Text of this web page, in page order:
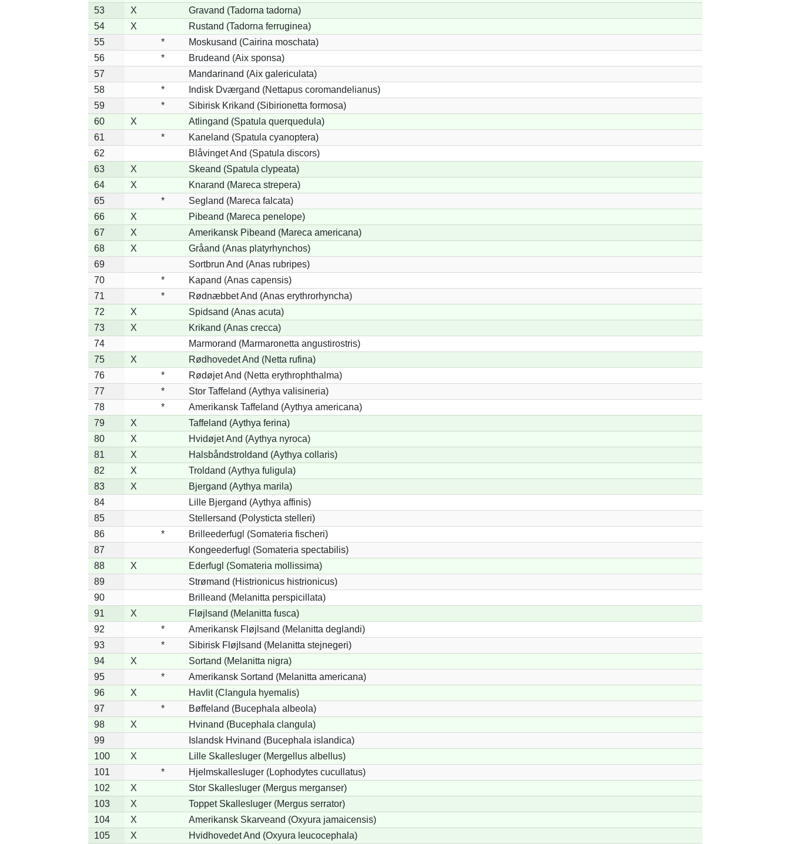
53
X
Gravand (Tadorna tadorna)
54
X
Rustand (Tadorna ferruginea)
55
*
Moskusand (Cairina moschata)
56
*
Brudeand (Aix sponsa)
57
Mandarinand (Aix galericulata)
58
*
Indisk Dværgand (Nettapus coromandelianus)
59
*
Sibirisk Krikand (Sibirionetta formosa)
60
X
Atlingand (Spatula querquedula)
61
*
Kaneland (Spatula cyanoptera)
62
Blåvinget And (Spatula discors)
63
X
Skeand (Spatula clypeata)
64
X
Knarand (Mareca strepera)
65
*
Segland (Mareca falcata)
66
X
Pibeand (Mareca penelope)
67
X
Amerikansk Pibeand (Mareca americana)
68
X
Gråand (Anas platyrhynchos)
69
Sortbrun And (Anas rubripes)
70
*
Kapand (Anas capensis)
71
*
Rødnæbbet And (Anas erythrorhyncha)
72
X
Spidsand (Anas acuta)
73
X
Krikand (Anas crecca)
74
Marmorand (Marmaronetta angustirostris)
75
X
Rødhovedet And (Netta rufina)
76
*
Rødøjet And (Netta erythrophthalma)
77
*
Stor Taffeland (Aythya valisineria)
78
*
Amerikansk Taffeland (Aythya americana)
79
X
Taffeland (Aythya ferina)
80
X
Hvidøjet And (Aythya nyroca)
81
X
Halsbåndstroldand (Aythya collaris)
82
X
Troldand (Aythya fuligula)
83
X
Bjergand (Aythya marila)
84
Lille Bjergand (Aythya affinis)
85
Stellersand (Polysticta stelleri)
86
*
Brilleederfugl (Somateria fischeri)
87
Kongeederfugl (Somateria spectabilis)
88
X
Ederfugl (Somateria mollissima)
89
Strømand (Histrionicus histrionicus)
90
Brilleand (Melanitta perspicillata)
91
X
Fløjlsand (Melanitta fusca)
92
*
Amerikansk Fløjlsand (Melanitta deglandi)
93
*
Sibirisk Fløjlsand (Melanitta stejnegeri)
94
X
Sortand (Melanitta nigra)
95
*
Amerikansk Sortand (Melanitta americana)
96
X
Havlit (Clangula hyemalis)
97
*
Bøffeland (Bucephala albeola)
98
X
Hvinand (Bucephala clangula)
99
Islandsk Hvinand (Bucephala islandica)
100
X
Lille Skallesluger (Mergellus albellus)
101
*
Hjelmskallesluger (Lophodytes cucullatus)
102
X
Stor Skallesluger (Mergus merganser)
103
X
Toppet Skallesluger (Mergus serrator)
104
X
Amerikansk Skarveand (Oxyura jamaicensis)
105
X Hvidhovedet And (Oxyura leucocephala)